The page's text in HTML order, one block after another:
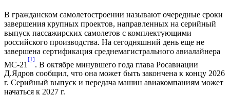
В гражданском самолетостроении называют очередные сроки
завершения крупных проектов, направленных на серийный
выпуск пассажирских самолетов с комплектующими
российского производства. На сегодняшний день еще не
завершена сертификация среднемагистрального авиалайнера
МС-21
[1]
. В октябре минувшего года глава Росавиации
Д.Ядров сообщил, что она может быть закончена к концу 2026
г. Серийный выпуск и передача машин авиакомпаниям может
начаться к 2027 г.